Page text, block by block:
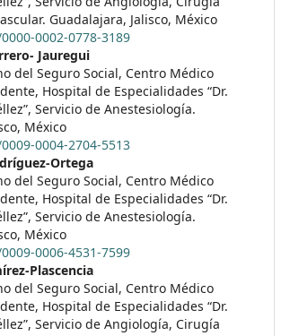
Guadalajara, Jalisco, México
0002-0778-3189
Jauregui
del Seguro Social, Centro Médico
Hospital de Especialidades “Dr.
Servicio de Anestesiología.
México
0004-2704-5513
Ortega
del Seguro Social, Centro Médico
Hospital de Especialidades “Dr.
Servicio de Anestesiología.
México
0006-4531-7599
Plascencia
del Seguro Social, Centro Médico
Hospital de Especialidades “Dr.
Servicio de Angiología, Cirugía